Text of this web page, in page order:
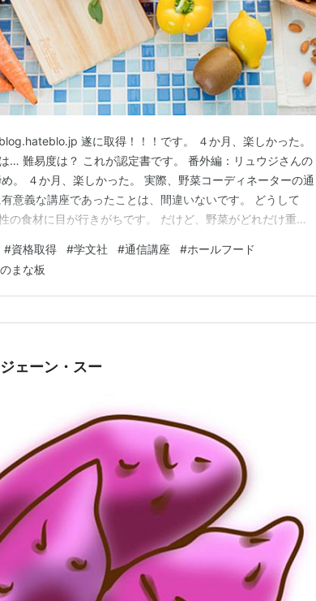
遂に取得！！！です。 ４か月、楽しかった。
… 難易度は？ これが認定書です。 番外編：リュウジさんの
。 ４か月、楽しかった。 実際、野菜コーディネーターの通
意義な講座であったことは、間違いないです。 どうして
の食材に目が行きがちです。 だけど、野菜がどれだけ重要
般社団法人ホールフード協会認定のモノ。 講師は、代表理
#資格取得 #学文社 #通信講座 #ホールフード
まな板
ェーン・スー